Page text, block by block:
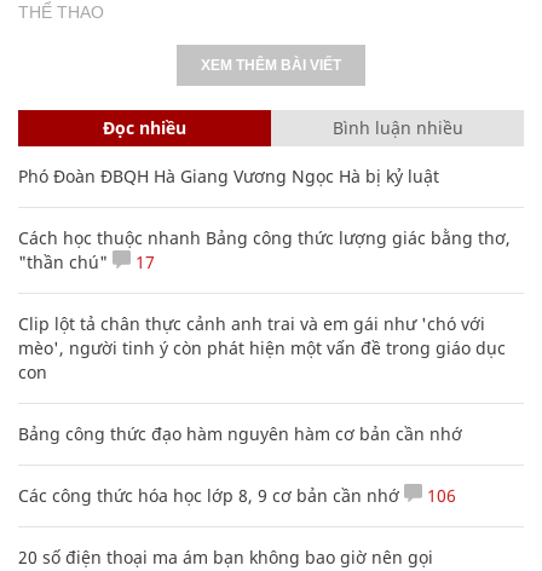
THỂ THAO
XEM THÊM BÀI VIẾT
Đọc nhiều Bình luận nhiều
Phó Đoàn ĐBQH Hà Giang Vương Ngọc Hà bị kỷ luật
Cách học thuộc nhanh Bảng công thức lượng giác bằng thơ,
"thần chú"
17
Clip lột tả chân thực cảnh anh trai và em gái như 'chó với
mèo', người tinh ý còn phát hiện một vấn đề trong giáo dục
con
Bảng công thức đạo hàm nguyên hàm cơ bản cần nhớ
Các công thức hóa học lớp 8, 9 cơ bản cần nhớ 106
20 số điện thoại ma ám bạn không bao giờ nên gọi